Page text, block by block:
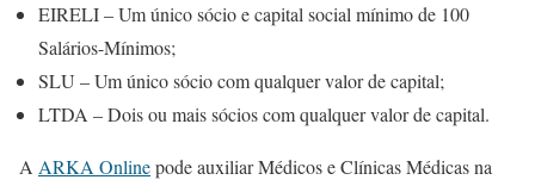
EIRELI – Um único sócio e capital social mínimo de 100
Salários-Mínimos;
SLU – Um único sócio com qualquer valor de capital;
LTDA – Dois ou mais sócios com qualquer valor de capital.
A ARKA Onlinepode auxiliar Médicos e Clínicas Médicas na